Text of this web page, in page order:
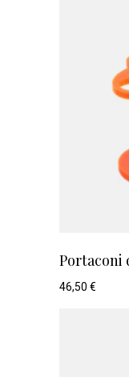
Portaconi
46,50 €